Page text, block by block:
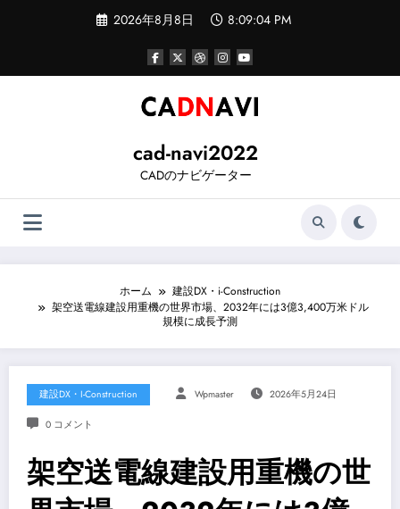
ツ
2026年8月8日 8:09:04 PM
cad-navi2022
CADのナビゲーター
ホーム
建設DX・i-Construction
架空送電線建設用重機の世界市場、2032年には3億3,400万米ドル
規模に成長予測
建設DX・i-Construction Wpmaster 2026年5月24日
0 コメント
架空送電線建設用重機の世